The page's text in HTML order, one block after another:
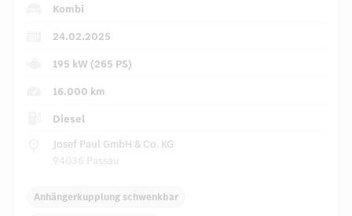
Kombi
24.02.2025
195 kW (265 PS)
16.000 km
Diesel
Josef Paul GmbH & Co. KG
94036 Passau
Anhängerkupplung schwenkbar